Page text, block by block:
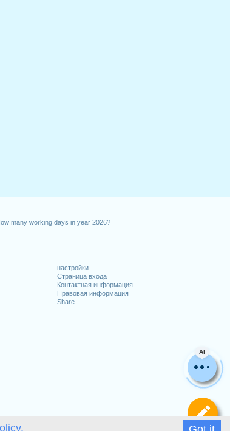
many working days in year 2026?
настройки
Страница входа
Контактная информация
Правовая информация
Share
AI